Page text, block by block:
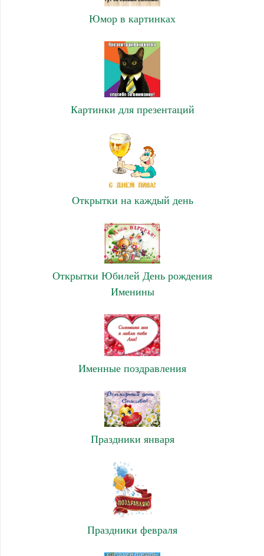
Юмор в картинках
Картинки для презентаций
Открытки на каждый день
Открытки Юбилей День рождения
Именины
Именные поздравления
Праздники января
Праздники февраля